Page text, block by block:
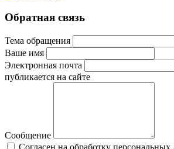
Обратная связь
Тема обращения
Ваше имя
Электронная почта
публикается на сайте
Сообщение
Согласен на обработку